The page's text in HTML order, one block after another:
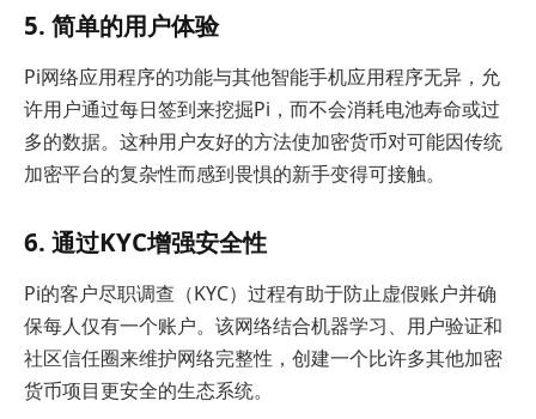
5. 简单的用户体验
Pi网络应用程序的功能与其他智能手机应用程序无异，允
许用户通过每日签到来挖掘Pi，而不会消耗电池寿命或过
多的数据。这种用户友好的方法使加密货币对可能因传统
加密平台的复杂性而感到畏惧的新手变得可接触。
6. 通过KYC增强安全性
Pi的客户尽职调查（KYC）过程有助于防止虚假账户并确
保每人仅有一个账户。该网络结合机器学习、用户验证和
社区信任圈来维护网络完整性，创建一个比许多其他加密
货币项目更安全的生态系统。